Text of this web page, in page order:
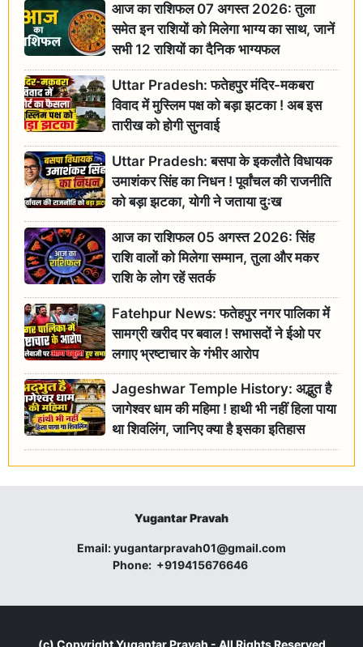
आज का राशिफल 07 अगस्त 2026: तुला
समेत इन राशियों को मिलेगा भाग्य का साथ, जानें
सभी 12 राशियों का दैनिक भाग्यफल
Uttar Pradesh: फतेहपुर मंदिर-मकबरा
विवाद में मुस्लिम पक्ष को बड़ा झटका ! अब इस
तारीख को होगी सुनवाई
Uttar Pradesh: बसपा के इकलौते विधायक
उमाशंकर सिंह का निधन ! पूर्वांचल की राजनीति
को बड़ा झटका, योगी ने जताया दुःख
आज का राशिफल 05 अगस्त 2026: सिंह
राशि वालों को मिलेगा सम्मान, तुला और मकर
राशि के लोग रहें सतर्क
Fatehpur News: फतेहपुर नगर पालिका में
सामग्री खरीद पर बवाल ! सभासदों ने ईओ पर
लगाए भ्रष्टाचार के गंभीर आरोप
Jageshwar Temple History: अद्भुत है
जागेश्वर धाम की महिमा ! हाथी भी नहीं हिला पाया
था शिवलिंग, जानिए क्या है इसका इतिहास
Yugantar Pravah
Email:yugantarpravah01@gmail.com
Phone: +919415676646
(c) CopyrightYugantar Pravah - All Rights Reserved